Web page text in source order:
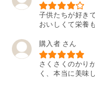
子供たちが好き
おいしくて栄養
購入者
さくさくのかり
く、本当に美味